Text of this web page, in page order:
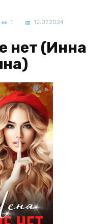
1 12.07.2024
нет (Инна